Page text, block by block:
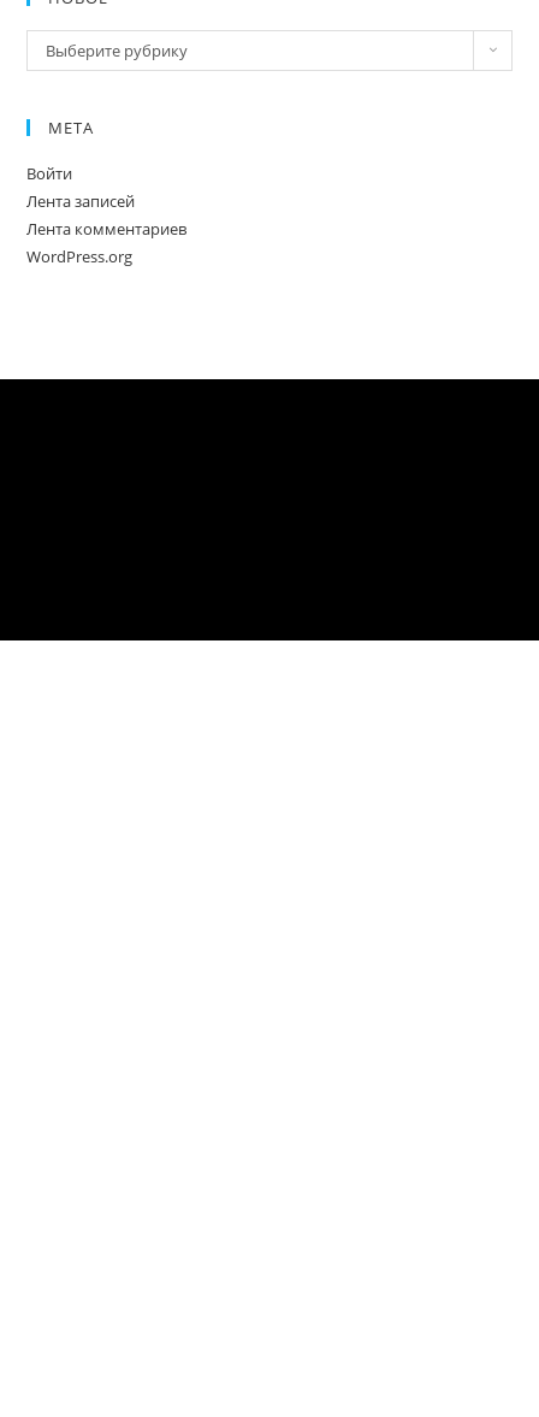
Новое
Выберите рубрику
МЕТА
Войти
Лента записей
Лента комментариев
WordPress.org